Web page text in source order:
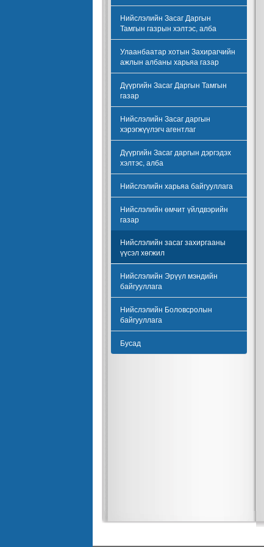
Нийслэлийн Засаг Даргын
Тамгын газрын хэлтэс, алба
Улаанбаатар хотын Захирагчийн
ажлын албаны харьяа газар
Дүүргийн Засаг Даргын Тамгын
газар
Нийслэлийн Засаг даргын
хэрэгжүүлэгч агентлаг
Дүүргийн Засаг даргын дэргэдэх
хэлтэс, алба
Нийслэлийн харьяа байгууллага
Нийслэлийн өмчит үйлдвэрийн
газар
Нийслэлийн засаг захиргааны
үүсэл хөгжил
Нийслэлийн Эрүүл мэндийн
байгууллага
Нийслэлийн Боловсролын
байгууллага
Бусад